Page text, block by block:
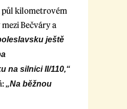
půl kilometrovém
Bečváry a
ještě
na silnici II/110,“
„Na běžnou